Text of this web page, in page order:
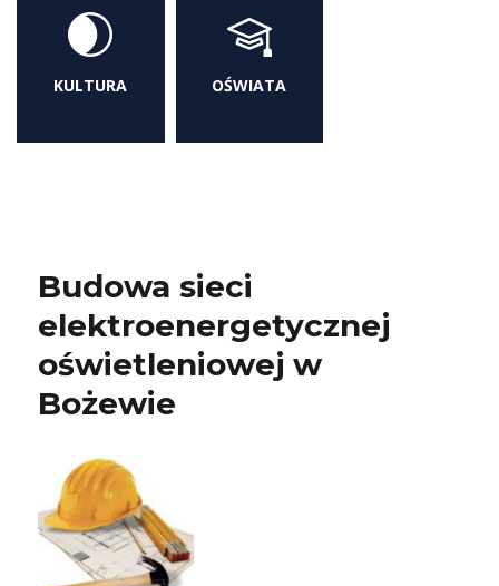
KULTURA OŚWIATA
Budowa sieci
elektroenergetycznej
oświetleniowej w
Bożewie